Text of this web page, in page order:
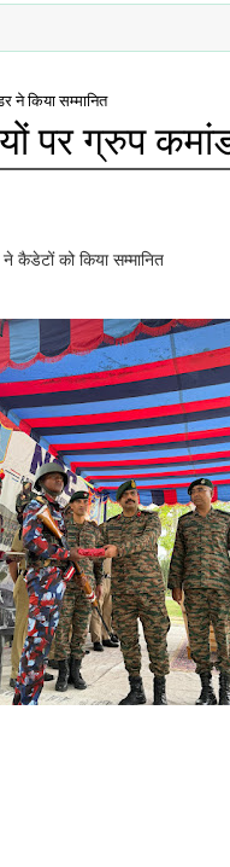
ने किया सम्मानित
पर ग्रुप
कैडेटों को किया सम्मानित